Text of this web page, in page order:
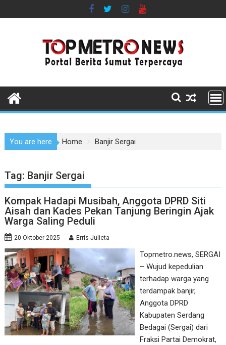
to
You are here Home Banjir Sergai
Tag: Banjir Sergai
Kompak Hadapi Musibah, Anggota DPRD Siti
Aisah dan Kades Pekan Tanjung Beringin Ajak
Warga Saling Peduli
20 Oktober 2025 Erris Julieta
Topmetro.news, SERGAI
– Wujud kepedulian
terhadap warga yang
terdampak banjir,
Anggota DPRD
Kabupaten Serdang
Bedagai (Sergai) dari
Fraksi Partai Demokrat,